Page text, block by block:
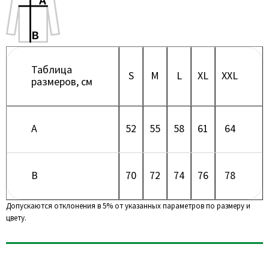
Таблица
размеров, см
S M L XL XXL
A 52 55 58 61 64
B 70 72 74 76 78
Допускаются отклонения в 5% от указанных параметров по размеру и
цвету.